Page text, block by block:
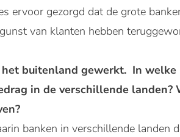
ervoor gezorgd dat de grote
van klanten hebben
buitenland gewerkt. In
in de verschillende landen?
banken in verschillende landen